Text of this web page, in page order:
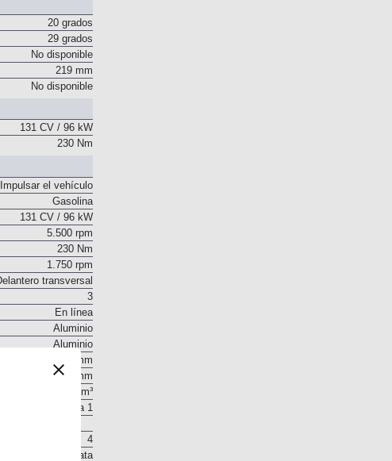
20 grados
29 grados
No disponible
219 mm
131 CV / 96 kW
Impulsar el vehículo
Gasolina
131 CV / 96 kW
5.500 rpm
230 Nm
1.750 rpm
Delantero transversal
3
En línea
Aluminio
Aluminio
75 mm
90,5 mm
1.199 cm³
4